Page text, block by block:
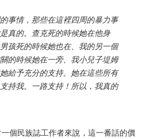
事情，那些在這裡四周的暴力事
真的。查克死的時候她在他身
孩死的時候她也在、我的另一個
的時候她在一旁、我小兒子堤姆
給予充分的支持。她在這些所有
持我。一路支持！所以，我真的
個民族誌工作者來說，這一番話的價